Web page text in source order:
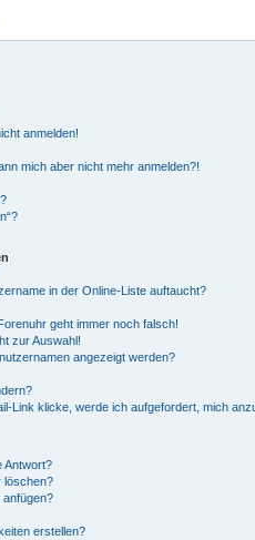
anmelden!
mich aber nicht mehr anmelden?!
in der Online-Liste auftaucht?
geht immer noch falsch!
zur Auswahl!
angezeigt werden?
Link klicke, werde ich aufgefordert, mich
Antwort?
löschen?
anfügen?
erstellen?